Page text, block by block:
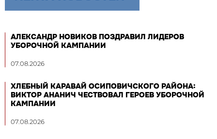
АЛЕКСАНДР НОВИКОВ ПОЗДРАВИЛ ЛИДЕРОВ
УБОРОЧНОЙ КАМПАНИИ
07.08.2026
ХЛЕБНЫЙ КАРАВАЙ ОСИПОВИЧСКОГО РАЙОНА:
ВИКТОР АНАНИЧ ЧЕСТВОВАЛ ГЕРОЕВ УБОРОЧНОЙ
КАМПАНИИ
07.08.2026